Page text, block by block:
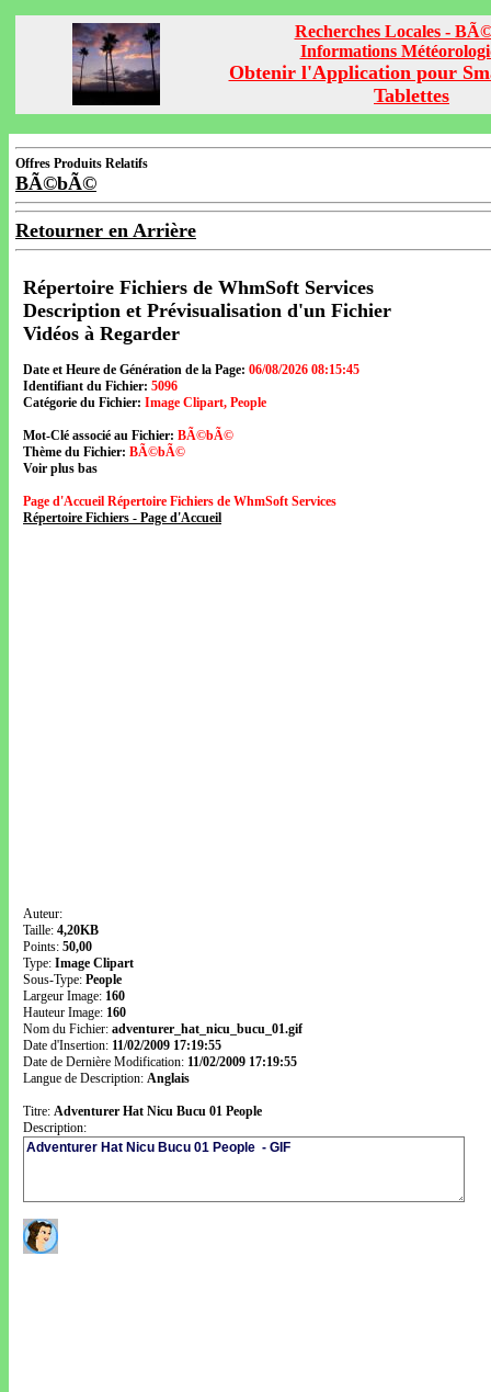
Recherches Locales -
Informations
Obtenir l'Application pour
Tablettes
Offres Produits Relatifs
BÃ©bÃ©
Retourner en Arrière
Répertoire Fichiers de WhmSoft Services
Description et Prévisualisation d'un Fichier
Vidéos à Regarder
Date et Heure de Génération de la Page: 06/08/2026 08:15:45
Identifiant du Fichier: 5096
Catégorie du Fichier: Image Clipart, People
Mot-Clé associé au Fichier: BÃ©bÃ©
Thème du Fichier: BÃ©bÃ©
Voir plus bas
Page d'Accueil Répertoire Fichiers de WhmSoft Services
Répertoire Fichiers - Page d'Accueil
Auteur:
Taille: 4,20KB
Points: 50,00
Type: Image Clipart
Sous-Type: People
Largeur Image: 160
Hauteur Image: 160
Nom du Fichier: adventurer_hat_nicu_bucu_01.gif
Date d'Insertion: 11/02/2009 17:19:55
Date de Dernière Modification: 11/02/2009 17:19:55
Langue de Description: Anglais
Titre: Adventurer Hat Nicu Bucu 01 People
Description: